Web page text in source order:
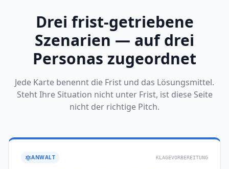
Drei frist-getriebene
Szenarien — auf drei
Personas zugeordnet
Jede Karte benennt die Frist und das Lösungsmittel.
Steht Ihre Situation nicht unter Frist, ist diese Seite
nicht der richtige Pitch.
ANWALT KLAGEVORBEREITUNG